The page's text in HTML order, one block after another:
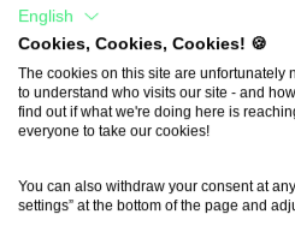
English
Cookies, Cookies, Cookies! 🍪
The cookies on this site are unfortunately
to understand who visits our site - and
find out if what we're doing here is
everyone to take our cookies!
You can also withdraw your consent at
settings” at the bottom of the page and